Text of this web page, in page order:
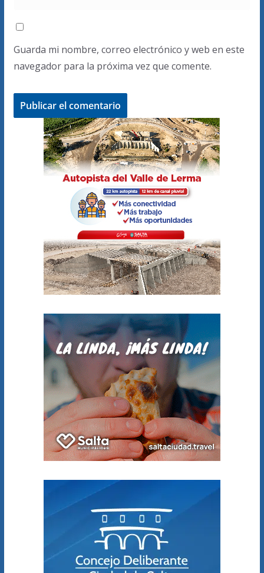
Guarda mi nombre, correo electrónico y web en este
navegador para la próxima vez que comente.